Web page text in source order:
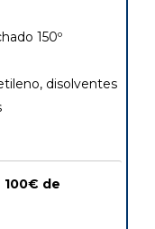
150º
disolventes
100€ de